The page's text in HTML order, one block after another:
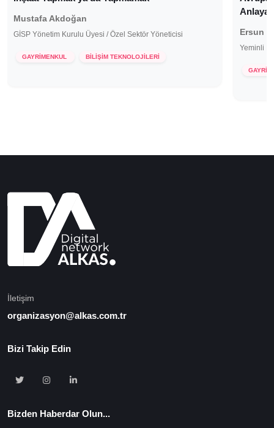
Mustafa Akdoğan
GİSP Yönetim Kurulu Üyesi / Özel Sektör Yöneticisi
GAYRİMENKUL BİLİŞİM TEKNOLOJİLERİ
Ersun
Yeminli
İletişim
organizasyon@alkas.com.tr
Bizi Takip Edin
Bizden Haberdar Olun...